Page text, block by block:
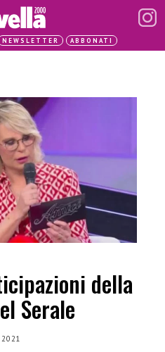
NEWSLETTER ABBONATI
della
Serale